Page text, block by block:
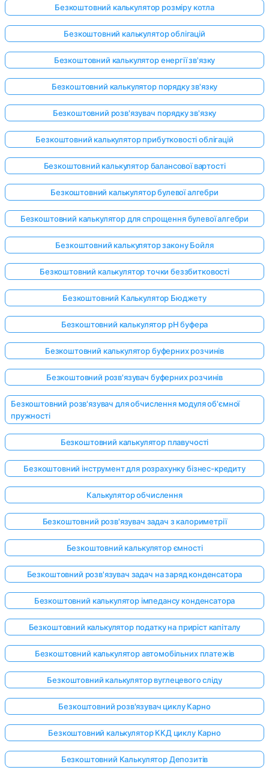
Безкоштовний калькулятор розміру котла
Безкоштовний калькулятор облігацій
Безкоштовний калькулятор енергії зв'язку
Безкоштовний калькулятор порядку зв'язку
Безкоштовний розв'язувач порядку зв'язку
Безкоштовний калькулятор прибутковості облігацій
Безкоштовний калькулятор балансової вартості
Безкоштовний калькулятор булевої алгебри
Безкоштовний калькулятор для спрощення булевої алгебри
Безкоштовний калькулятор закону Бойля
Безкоштовний калькулятор точки беззбитковості
Безкоштовний Калькулятор Бюджету
Безкоштовний калькулятор pH буфера
Безкоштовний калькулятор буферних розчинів
Безкоштовний розв'язувач буферних розчинів
Безкоштовний розв'язувач для обчислення модуля об'ємної
пружності
Безкоштовний калькулятор плавучості
Безкоштовний інструмент для розрахунку бізнес-кредиту
Калькулятор обчислення
Безкоштовний розв'язувач задач з калориметрії
Безкоштовний калькулятор ємності
Безкоштовний розв'язувач задач на заряд конденсатора
Безкоштовний калькулятор імпедансу конденсатора
Безкоштовний калькулятор податку на приріст капіталу
Безкоштовний калькулятор автомобільних платежів
Безкоштовний калькулятор вуглецевого сліду
Безкоштовний розв'язувач циклу Карно
Безкоштовний калькулятор ККД циклу Карно
Безкоштовний Калькулятор Депозитів